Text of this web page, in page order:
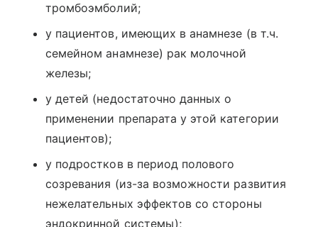
тромбоэмболий;
у пациентов, имеющих в анамнезе (в т.ч.
семейном анамнезе) рак молочной
железы;
у детей (недостаточно данных о
применении препарата у этой категории
пациентов);
у подростков в период полового
созревания (из-за возможности развития
нежелательных эффектов со стороны
эндокринной системы);